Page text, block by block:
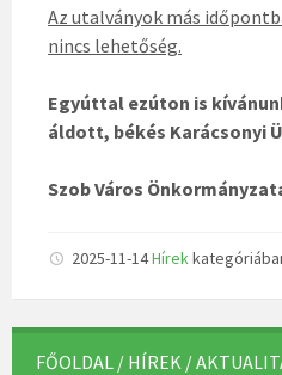
Az utalványok más
nincs lehetőség.
Egyúttal ezúton is
áldott, békés Karácsonyi
Szob Város
2025-11-14Hírek
FŐOLDAL / HÍREK /